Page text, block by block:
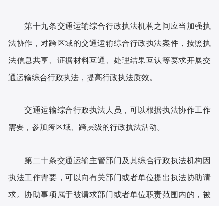
第十九条交通运输综合行政执法机构之间应当加强执
法协作，对跨区域的交通运输综合行政执法案件，按照执
法信息共享、证据材料互通、处理结果互认等要求开展交
通运输综合行政执法，提高行政执法质效。
交通运输综合行政执法人员，可以根据执法协作工作
需要，参加跨区域、跨层级的行政执法活动。
第二十条交通运输主管部门及其综合行政执法机构因
执法工作需要，可以向有关部门或者单位提出执法协助请
求。协助事项属于被请求部门或者单位职责范围内的，被